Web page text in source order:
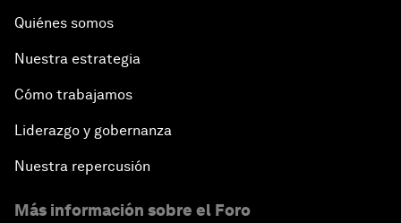
Quiénes somos
Nuestra estrategia
Cómo trabajamos
Liderazgo y gobernanza
Nuestra repercusión
Más información sobre el Foro